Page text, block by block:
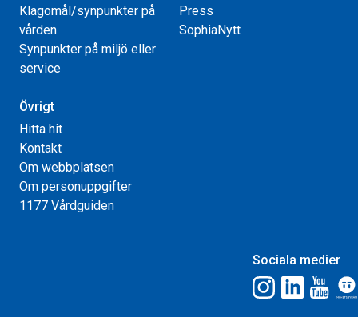
Klagomål/synpunkter på
vården
Synpunkter på miljö eller
service
Press
SophiaNytt
Övrigt
Hitta hit
Kontakt
Om webbplatsen
Om personuppgifter
1177 Vårdguiden
Sociala medier